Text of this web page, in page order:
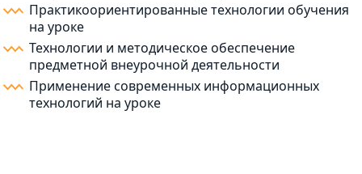
Практикоориентированные технологии обучения
на уроке
Технологии и методическое обеспечение
предметной внеурочной деятельности
Применение современных информационных
технологий на уроке